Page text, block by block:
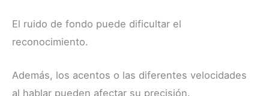
El ruido de fondo puede dificultar el
reconocimiento.
Además, los acentos o las diferentes velocidades
al hablar pueden afectar su precisión.